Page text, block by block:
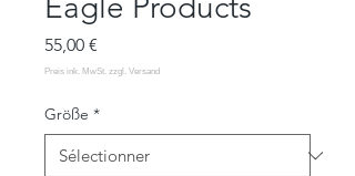
55,00 €
Größe *